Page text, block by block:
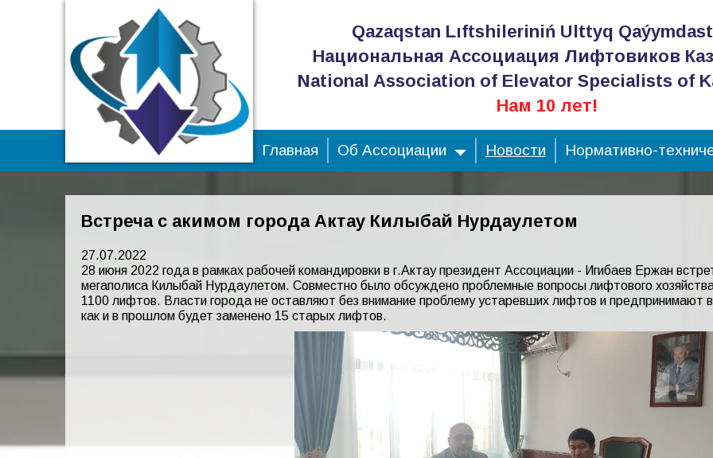
Qazaqstan Lıftshileriniń Ulttyq
Национальная Ассоциация Лифтовиков
National Association of Elevator Specialists of
Нам 10 лет!
Главная Об Ассоциации Новости Нормативно-
Встреча с акимом города Актау Килыбай Нурдаулетом
27.07.2022
28 июня 2022 года в рамках рабочей командировки в г.Актау президент Ассоциации - Игибаев Ержан
мегаполиса Килыбай Нурдаулетом. Совместно было обсуждено проблемные вопросы лифтового
1100 лифтов. Власти города не оставляют без внимание проблему устаревших лифтов и предпринимают
как и в прошлом будет заменено 15 старых лифтов.